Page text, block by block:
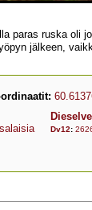
paras ruska oli
jälkeen,
Dv12: